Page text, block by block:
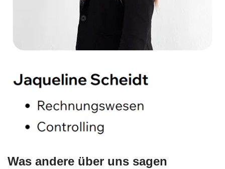
Was andere über uns sagen